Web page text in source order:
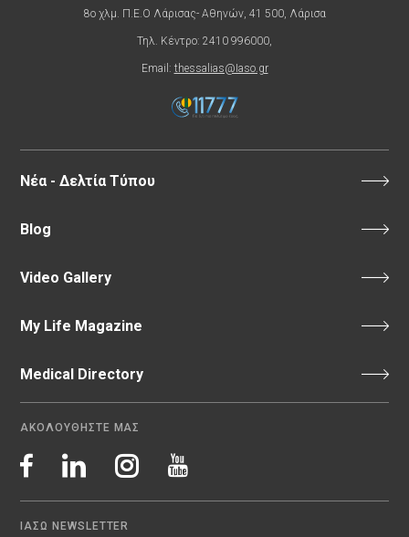
8ο χλμ. Π.Ε.Ο Λάρισας- Αθηνών, 41 500, Λάρισα
Τηλ. Κέντρο: 2410 996000,
Email: thessalias@Iaso.gr
Νέα - Δελτία Τύπου
Blog
Video Gallery
My Life Magazine
Medical Directory
ΑΚΟΛΟΥΘΗΣΤΕ ΜΑΣ
ΙΑΣΩ NEWSLETTER